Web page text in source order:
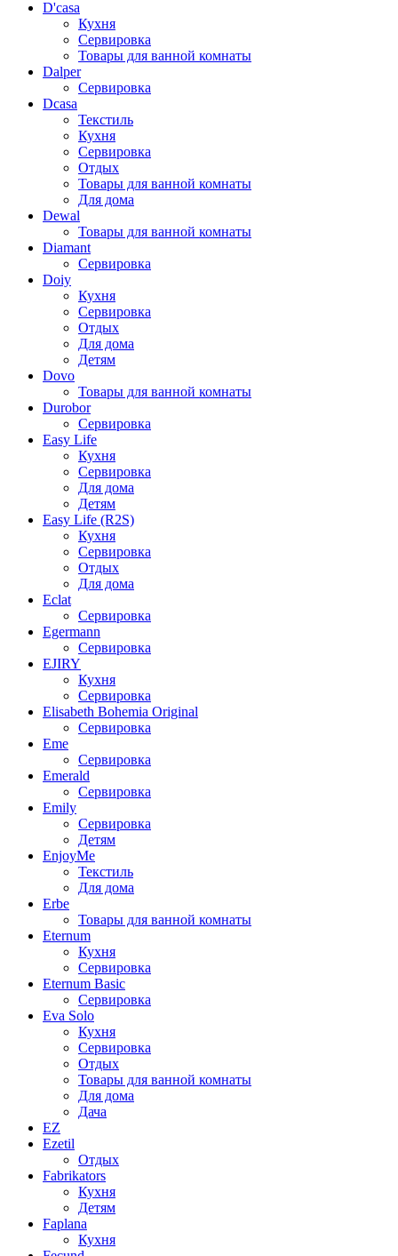
D'casa
Кухня
Сервировка
Товары для ванной комнаты
Dalper
Сервировка
Dcasa
Текстиль
Кухня
Сервировка
Отдых
Товары для ванной комнаты
Для дома
Dewal
Товары для ванной комнаты
Diamant
Сервировка
Doiy
Кухня
Сервировка
Отдых
Для дома
Детям
Dovo
Товары для ванной комнаты
Durobor
Сервировка
Easy Life
Кухня
Сервировка
Для дома
Детям
Easy Life (R2S)
Кухня
Сервировка
Отдых
Для дома
Eclat
Сервировка
Egermann
Сервировка
EJIRY
Кухня
Сервировка
Elisabeth Bohemia Original
Сервировка
Eme
Сервировка
Emerald
Сервировка
Emily
Сервировка
Детям
EnjoyMe
Текстиль
Для дома
Erbe
Товары для ванной комнаты
Eternum
Кухня
Сервировка
Eternum Basic
Сервировка
Eva Solo
Кухня
Сервировка
Отдых
Товары для ванной комнаты
Для дома
Дача
EZ
Ezetil
Отдых
Fabrikators
Кухня
Детям
Faplana
Кухня